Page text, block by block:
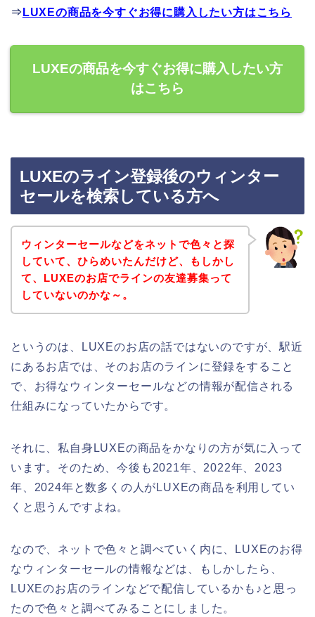
⇒ LUXEの商品を今すぐお得に購入したい方はこちら
LUXEの商品を今すぐお得に購入したい方
はこちら
LUXEのライン登録後のウィンター
セールを検索している方へ
ウィンターセールなどをネットで色々と探
していて、ひらめいたんだけど、もしかし
て、LUXEのお店でラインの友達募集って
していないのかな～。
というのは、LUXEのお店の話ではないのですが、駅近
にあるお店では、そのお店のラインに登録をすること
で、お得なウィンターセールなどの情報が配信される
仕組みになっていたからです。
それに、私自身LUXEの商品をかなりの方が気に入って
います。そのため、今後も2021年、2022年、2023
年、2024年と数多くの人がLUXEの商品を利用してい
くと思うんですよね。
なので、ネットで色々と調べていく内に、LUXEのお得
なウィンターセールの情報などは、もしかしたら、
LUXEのお店のラインなどで配信しているかも♪と思っ
たので色々と調べてみることにしました。